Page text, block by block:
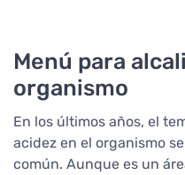
Menú para
organismo
En los últimos años, el
acidez en el organismo
común. Aunque es un